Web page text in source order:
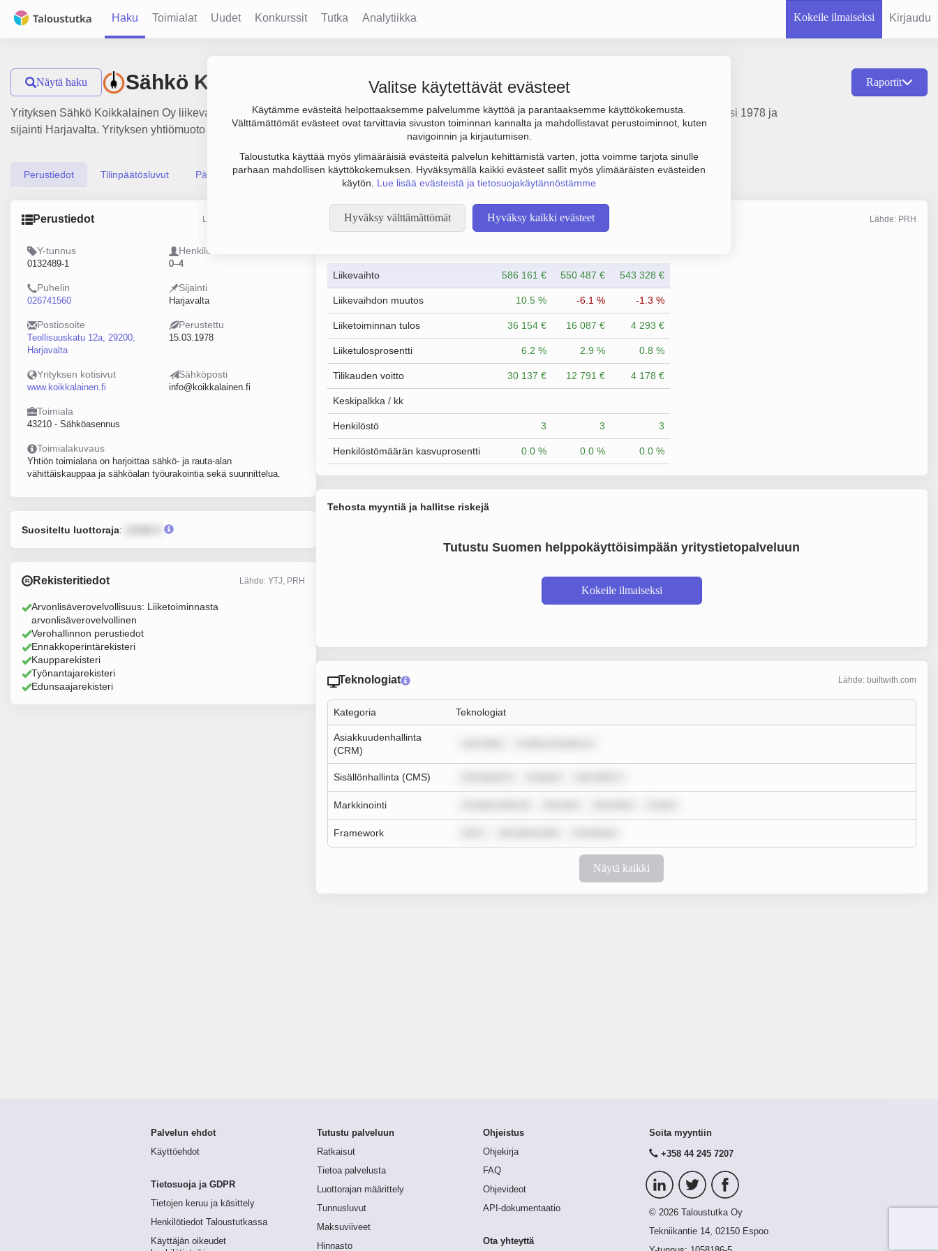
Haku Toimialat Uudet Konkurssit Tutka Analytiikka Kokeile ilmaiseksi Kirjaudu
Valitse käytettävät evästeet
Käytämme evästeitä helpottaaksemme palvelumme käyttöä ja parantaaksemme käyttökokemusta.
Välttämättömät evästeet ovat tarvittavia sivuston toiminnan kannalta ja mahdollistavat perustoiminnot, kuten
navigoinnin ja kirjautumisen.
Taloustutka käyttää myös ylimääräisiä evästeitä palvelun kehittämistä varten, jotta voimme tarjota sinulle
parhaan mahdollisen käyttökokemuksen. Hyväksymällä kaikki evästeet sallit myös ylimääräisten evästeiden
käytön. Lue lisää evästeistä ja tietosuojakäytännöstämme
Hyväksy välttämättömät Hyväksy kaikki evästeet
Näytä haku Sähkö Koikkalainen Oy Raportit
Yrityksen Sähkö Koikkalainen Oy liikevaihto on 543 000 €, tulos 4 000 € ja henkilöstömäärä 3. Sen päätoimiala on Sähköasennus, perustamisvuosi 1978 ja
sijainti Harjavalta. Yrityksen yhtiömuoto Osakeyhtiö (OY).
Perustiedot Tilinpäätösluvut Päättäjätiedot
Perustiedot Lähde: YTJ, PRH, Traficom
Y-tunnus
0132489-1
Henkilöstömäärä
0–4
Puhelin
026741560
Sijainti
Harjavalta
Postiosoite
Teollisuuskatu 12a, 29200,
Harjavalta
Perustettu
15.03.1978
Yrityksen kotisivut
www.koikkalainen.fi
Sähköposti
info@koikkalainen.fi
Toimiala
43210 - Sähköasennus
Toimialakuvaus
Yhtiön toimialana on harjoittaa sähkö- ja rauta-alan
vähittäiskauppaa ja sähköalan työurakointia sekä suunnittelua.
Suositeltu luottoraja:
Rekisteritiedot Lähde: YTJ, PRH
Arvonlisäverovelvollisuus: Liiketoiminnasta
arvonlisäverovelvollinen
Verohallinnon perustiedot
Ennakkoperintärekisteri
Kaupparekisteri
Työnantajarekisteri
Edunsaajarekisteri
Taloustiedot Lähde: PRH
Liikevaihto 586 161 € 550 487 € 543 328 €
Liikevaihdon muutos 10.5 % -6.1 % -1.3 %
Liiketoiminnan tulos 36 154 € 16 087 € 4 293 €
Liiketulosprosentti 6.2 % 2.9 % 0.8 %
Tilikauden voitto 30 137 € 12 791 € 4 178 €
Keskipalkka / kk
Henkilöstö 3 3 3
Henkilöstömäärän kasvuprosentti 0.0 % 0.0 % 0.0 %
Tehosta myyntiä ja hallitse riskejä
Tutustu Suomen helppokäyttöisimpään yritystietopalveluun
Kokeile ilmaiseksi
Teknologiat Lähde: builtwith.com
Kategoria Teknologiat
Asiakkuudenhallinta
(CRM)
Sisällönhallinta (CMS)
Markkinointi
Framework
Näytä kaikki
Palvelun ehdot
Käyttöehdot
Tietosuoja ja GDPR
Tietojen keruu ja käsittely
Henkilötiedot Taloustutkassa
Käyttäjän oikeudet
Tutustu palveluun
Ratkaisut
Tietoa palvelusta
Luottorajan määrittely
Tunnusluvut
Maksuviiveet
Hinnasto
Ohjeistus
Ohjekirja
FAQ
Ohjevideot
API-dokumentaatio
Ota yhteyttä
Soita myyntiin
+358 44 245 7207
© 2026 Taloustutka Oy
Tekniikantie 14, 02150 Espoo